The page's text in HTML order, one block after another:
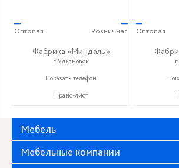
—
Оптовая
—
Розничная
Фабрика «Миндаль»
г.Ульяновск
+7 (927) 630-62-82
Показать телефон
Прайс-лист
—
Оптовая
+7
Мебель
Мебельные компании